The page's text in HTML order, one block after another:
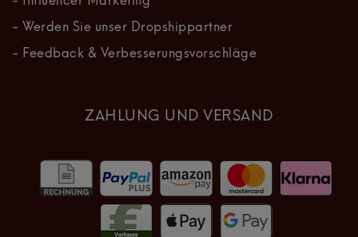
- Werden Sie unser Dropshippartner
- Feedback & Verbesserungsvorschläge
ZAHLUNG UND VERSAND